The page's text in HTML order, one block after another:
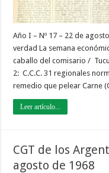
Año I – Nº 17 – 22 de
verdad La semana
caballo del comisario /
2: C.C.C. 31 regionales
remedio que pelear Carne
Leer artículo...
CGT de los
agosto de 1968